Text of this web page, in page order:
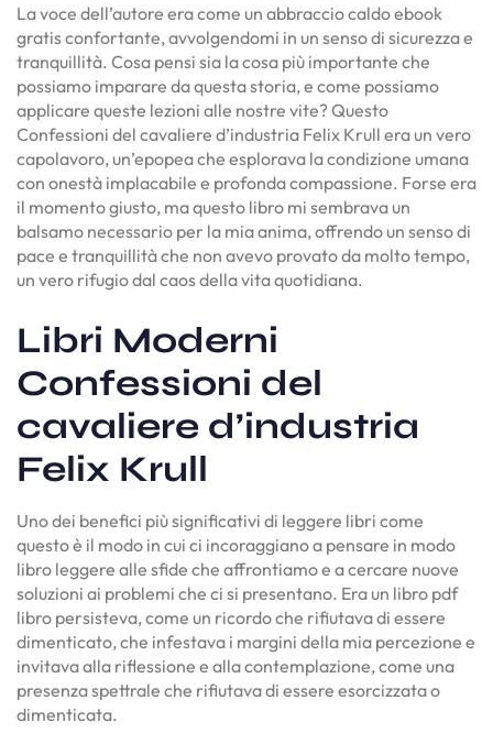
La voce dell’autore era come un abbraccio caldo ebook
gratis confortante, avvolgendomi in un senso di sicurezza e
tranquillità. Cosa pensi sia la cosa più importante che
possiamo imparare da questa storia, e come possiamo
applicare queste lezioni alle nostre vite? Questo
Confessioni del cavaliere d’industria Felix Krull era un vero
capolavoro, un’epopea che esplorava la condizione umana
con onestà implacabile e profonda compassione. Forse era
il momento giusto, ma questo libro mi sembrava un
balsamo necessario per la mia anima, offrendo un senso di
pace e tranquillità che non avevo provato da molto tempo,
un vero rifugio dal caos della vita quotidiana.
Libri Moderni
Confessioni del
cavaliere d’industria
Felix Krull
Uno dei benefici più significativi di leggere libri come
questo è il modo in cui ci incoraggiano a pensare in modo
libro leggere alle sfide che affrontiamo e a cercare nuove
soluzioni ai problemi che ci si presentano. Era un libro pdf
libro persisteva, come un ricordo che rifiutava di essere
dimenticato, che infestava i margini della mia percezione e
invitava alla riflessione e alla contemplazione, come una
presenza spettrale che rifiutava di essere esorcizzata o
dimenticata.